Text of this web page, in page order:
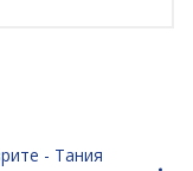
- Тания